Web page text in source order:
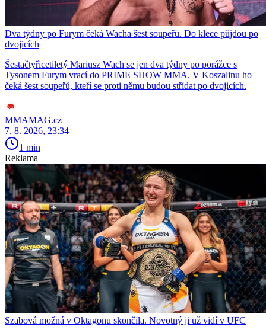
Dva týdny po Furym čeká Wacha šest soupeřů. Do klece půjdou po
dvojicích
Šestačtyřicetiletý Mariusz Wach se jen dva týdny po porážce s
Tysonem Furym vrací do PRIME SHOW MMA. V Koszalinu ho
čeká šest soupeřů, kteří se proti němu budou střídat po dvojicích.
MMAMAG.cz
7. 8. 2026, 23:34
1 min
Reklama
Szabová možná v Oktagonu skončila. Novotný ji už vidí v UFC